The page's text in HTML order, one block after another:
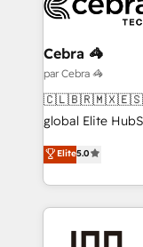
Implementation
Reporting &
Marketing Enablement If you’re
HubSpot from
Cebra 🦓
par Cebra 🦓
global Elite
technology,
Latin America
across 9
insight with
grow. For over 12 years, we’ve delivered 500+
Elite5.0